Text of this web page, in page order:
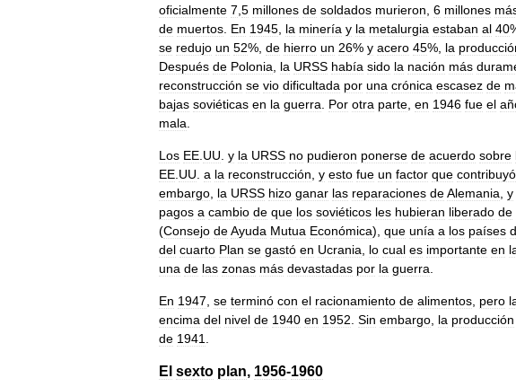
oficialmente 7,5 millones de soldados murieron, 6 millones
de muertos. En 1945, la minería y la metalurgia estaban al 40
se redujo un 52%, de hierro un 26% y acero 45%, la
Después de Polonia, la URSS había sido la nación más
reconstrucción se vio dificultada por una crónica escasez de
bajas soviéticas en la guerra. Por otra parte, en 1946 fue el
mala.
Los EE.UU. y la URSS no pudieron ponerse de acuerdo sobre
EE.UU. a la reconstrucción, y esto fue un factor que contribuyó
embargo, la URSS hizo ganar las reparaciones deAlemania, y
pagos a cambio de que los soviéticos les hubieran liberado de
(Consejo deAyuda Mutua Económica), que unía a los países
del cuarto Plan se gastó en Ucrania, lo cual es importante en
una de las zonas más devastadas por la guerra.
En 1947, se terminó con el racionamiento de alimentos, pero
encima del nivel de 1940 en 1952. Sin embargo, la producción
de 1941.
El sexto plan, 1956-1960